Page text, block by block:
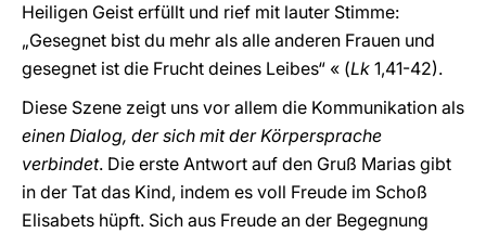
Heiligen Geist erfüllt und rief mit lauter Stimme:
„Gesegnet bist du mehr als alle anderen Frauen und
gesegnet ist die Frucht deines Leibes“ « (Lk 1,41-42).
Diese Szene zeigt uns vor allem die Kommunikation als
einen Dialog, der sich mit der Körpersprache
verbindet. Die erste Antwort auf den Gruß Marias gibt
in der Tat das Kind, indem es voll Freude im Schoß
Elisabets hüpft. Sich aus Freude an der Begegnung